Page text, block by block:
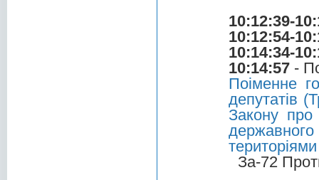
10:12:39-
10:12:54-
10:14:34-
10:14:57 -
Поіменне
депутатів
Закону про
державного
За-72